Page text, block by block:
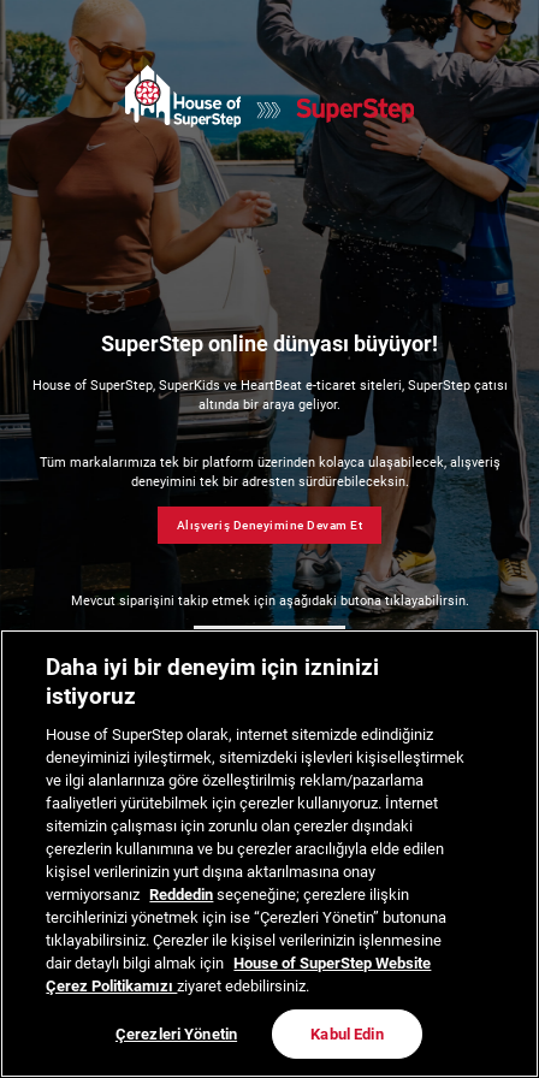
SuperStep online dünyası büyüyor!
House of SuperStep, SuperKids ve HeartBeat e-ticaret siteleri, SuperStep çatısı
altında bir araya geliyor.
Tüm markalarımıza tek bir platform üzerinden kolayca ulaşabilecek, alışveriş
deneyimini tek bir adresten sürdürebileceksin.
Alışveriş Deneyimine Devam Et
Mevcut siparişini takip etmek için aşağıdaki butona tıklayabilirsin.
Daha iyi bir deneyim için izninizi
istiyoruz
House of SuperStep olarak, internet sitemizde edindiğiniz
deneyiminizi iyileştirmek, sitemizdeki işlevleri kişiselleştirmek
ve ilgi alanlarınıza göre özelleştirilmiş reklam/pazarlama
faaliyetleri yürütebilmek için çerezler kullanıyoruz. İnternet
sitemizin çalışması için zorunlu olan çerezler dışındaki
çerezlerin kullanımına ve bu çerezler aracılığıyla elde edilen
kişisel verilerinizin yurt dışına aktarılmasına onay
vermiyorsanız Reddedin seçeneğine; çerezlere ilişkin
tercihlerinizi yönetmek için ise “Çerezleri Yönetin” butonuna
tıklayabilirsiniz. Çerezler ile kişisel verilerinizin işlenmesine
dair detaylı bilgi almak için House of SuperStep Website
Çerez Politikamızıziyaret edebilirsiniz.
Çerezleri Yönetin Kabul Edin